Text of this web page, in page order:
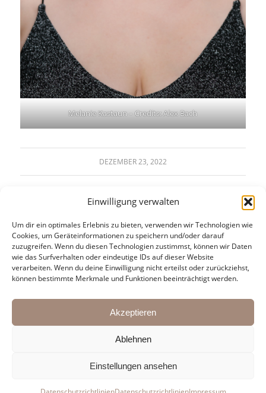
Einwilligung verwalten
Um dir ein optimales Erlebnis zu bieten, verwenden wir Technologien wie
Cookies, um Geräteinformationen zu speichern und/oder darauf
zuzugreifen. Wenn du diesen Technologien zustimmst, können wir Daten
wie das Surfverhalten oder eindeutige IDs auf dieser Website
verarbeiten. Wenn du deine Einwilligung nicht erteilst oder zurückziehst,
können bestimmte Merkmale und Funktionen beeinträchtigt werden.
Akzeptieren
Ablehnen
Einstellungen ansehen
Melanie Kastaun – Credits: Alex Bach
DEZEMBER 23, 2022
KONTAKT: